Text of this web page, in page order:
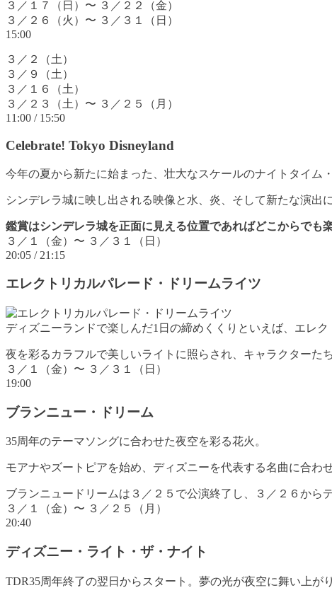
３／１７（日）〜 ３／２２（金）
３／２６（火）〜 ３／３１（日）
15:00
３／２（土）
３／９（土）
３／１６（土）
３／２３（土）〜 ３／２５（月）
11:00 / 15:50
Celebrate! Tokyo Disneyland
今年の夏から新たに始まった、壮大なスケールのナイトタイム
シンデレラ城に映し出される映像と水、炎、そして新たな演出
鑑賞はシンデレラ城を正面に見える位置であればどこからで
３／１（金）〜 ３／３１（日）
20:05 / 21:15
エレクトリカルパレード・ドリームライツ
ディズニーランドで楽しんだ1日の締めくくりといえば、エレク
夜を彩るカラフルで美しいライトに照らされ、キャラクターた
３／１（金）〜 ３／３１（日）
19:00
ブランニュー・ドリーム
35周年のテーマソングに合わせた夜空を彩る花火。
モアナやズートピアを始め、ディズニーを代表する名曲に合わ
ブランニュードリームは３／２５で公演終了し、３／２６から
３／１（金）〜 ３／２５（月）
20:40
ディズニー・ライト・ザ・ナイト
TDR35周年終了の翌日からスタート。夢の光が夜空に舞い上が